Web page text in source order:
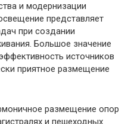
и модернизации
представляет
при создании
Большое значение
источников
приятное размещение
размещение опор
и пешеходных